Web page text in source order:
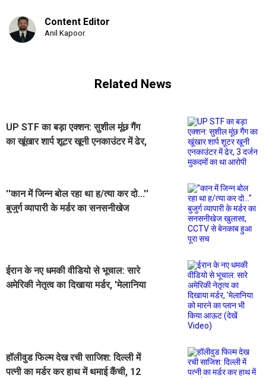
Content Editor
Anil Kapoor
Related News
UP STF का बड़ा एक्शन: सुशील मूंछ गैंग
का खूंखार शार्प शूटर खूनी एनकाउंटर में ढेर,
''कान में जिन्न बोल रहा था ह/त्या कर दो...''
बुजुर्ग व्यापारी के मर्डर का सनसनीखेज
ईरान के नए धमकी वीडियो से भूचाल: सारे
अमेरिकी नेतृत्व का दिखाया मर्डर, 'मेलानिया
हॉलीवुड फिल्म देख रची साजिश: दिल्ली में
पत्नी का मर्डर कर हाथ में थमाई कैंची, 12